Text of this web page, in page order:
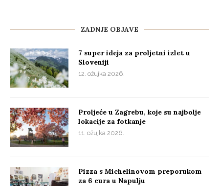
ZADNJE OBJAVE
7 super ideja za proljetni izlet u
Sloveniji
12. ožujka 2026.
Proljeće u Zagrebu, koje su najbolje
lokacije za fotkanje
11. ožujka 2026.
Pizza s Michelinovom preporukom
za 6 eura u Napulju